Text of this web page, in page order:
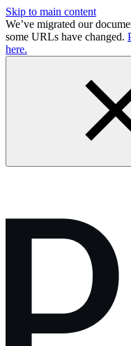
Skip to main content
We’ve migrated our
some URLs have changed.
here.